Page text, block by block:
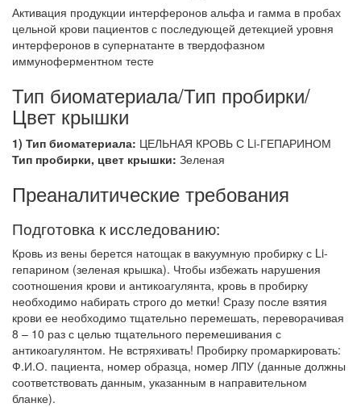
Активация продукции интерферонов альфа и гамма в пробах
цельной крови пациентов с последующей детекцией уровня
интерферонов в супернатанте в твердофазном
иммуноферментном тесте
Тип биоматериала/Тип пробирки/
Цвет крышки
1) Тип биоматериала: ЦЕЛЬНАЯ КРОВЬ С Li-ГЕПАРИНОМ
Тип пробирки, цвет крышки: Зеленая
Преаналитические требования
Подготовка к исследованию:
Кровь из вены берется натощак в вакуумную пробирку с Li-
гепарином (зеленая крышка). Чтобы избежать нарушения
соотношения крови и антикоагулянта, кровь в пробирку
необходимо набирать строго до метки! Сразу после взятия
крови ее необходимо тщательно перемешать, переворачивая
8 – 10 раз с целью тщательного перемешивания с
антикоагулянтом. Не встряхивать! Пробирку промаркировать:
Ф.И.О. пациента, номер образца, номер ЛПУ (данные должны
соответствовать данным, указанным в направительном
бланке).